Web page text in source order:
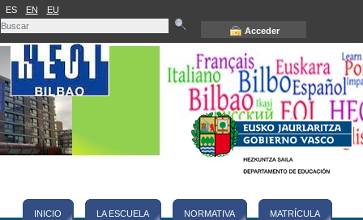
ES EN EU
Acceder
INICIO LA ESCUELA NORMATIVA MATRÍCULA